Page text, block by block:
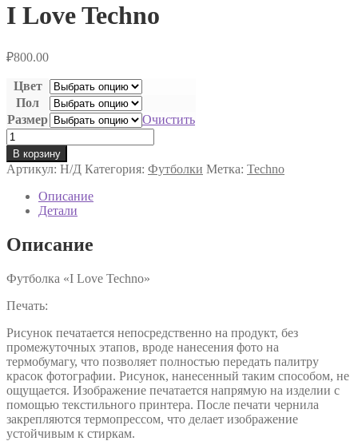
I Love Techno
₽800.00
Цвет
Пол
Размер
Очистить
Количество
товара
I
Love
Techno
В корзину
Артикул: Н/Д Категория: Футболки Метка: Techno
Описание
Детали
Описание
Футболка «I Love Techno»
Печать:
Рисунок печатается непосредственно на продукт, без
промежуточных этапов, вроде нанесения фото на
термобумагу, что позволяет полностью передать палитру
красок фотографии. Рисунок, нанесенный таким способом, не
ощущается. Изображение печатается напрямую на изделии с
помощью текстильного принтера. После печати чернила
закрепляются термопрессом, что делает изображение
устойчивым к стиркам.